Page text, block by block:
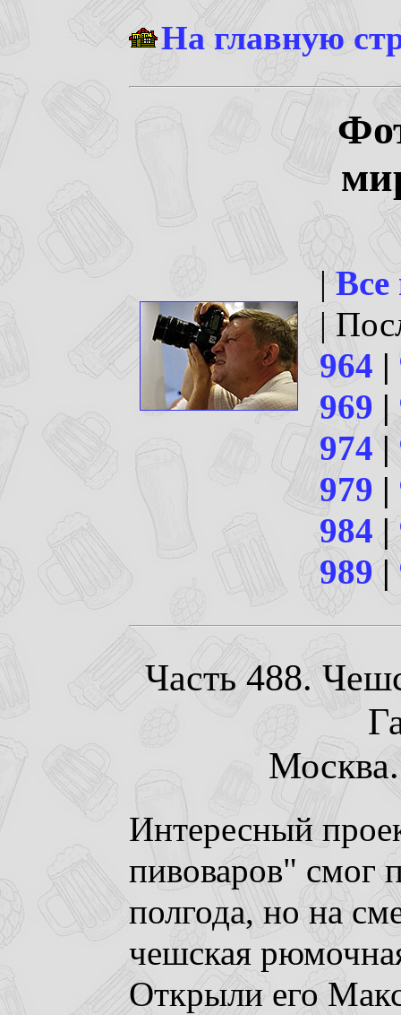
На главную
|
|
964 |
969 |
974|
979 |
984 |
989|
Часть 488.
Интересный
пивоваров" смог
полгода, но на
чешская
Открыли его